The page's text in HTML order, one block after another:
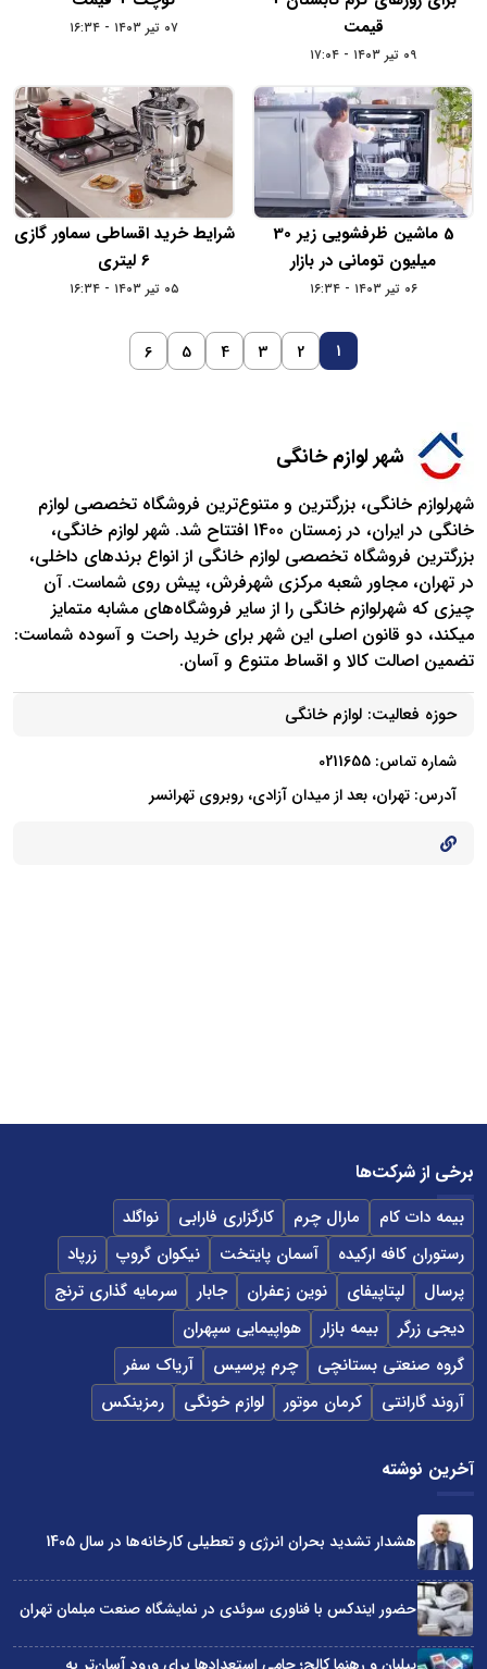
قیمت
۰۹ تیر ۱۴۰۳ - ۱۷:۰۴
۰۷ تیر ۱۴۰۳ - ۱۶:۳۴
5 ماشین ظرفشویی زیر 30
میلیون تومانی در بازار
۰۶ تیر ۱۴۰۳ - ۱۶:۳۴
شرایط خرید اقساطی سماور گازی
6 لیتری
۰۵ تیر ۱۴۰۳ - ۱۶:۳۴
1
2
3
4
5
6
شهر لوازم‌ خانگی
شهرلوازم خانگی،‌‌ بزرگترین و متنوع‌ترین فروشگاه تخصصی لوازم
خانگی در ایران، در زمستان 1400 افتتاح شد. شهر لوازم خانگی،
بزرگترین فروشگاه تخصصی لوازم خانگی از انواع برندهای داخلی،
در تهران، مجاور شعبه مرکزی شهرفرش، پیش روی شماست. آن
چیزی که شهرلوازم خانگی را از سایر فروشگاه‌های مشابه متمایز
میکند، دو قانون اصلی این شهر برای خرید راحت و آسوده شماست:
تضمین اصالت کالا و اقساط متنوع و آسان.
حوزه فعالیت: لوازم خانگی
شماره تماس: 0211655
آدرس: تهران، بعد از میدان آزادی، روبروی تهرانسر
برخی از شرکت‌ها
بیمه دات کام مارال چرم کارگزاری فارابی
نواگلد
رستوران کافه ارکیده
آسمان پایتخت نیکوان گروپ
زرپاد
پرسال
لپتاپیفای نوین زعفران جابار
سرمایه گذاری ترنج
دیجی زرگر
بیمه بازار
هواپیمایی سپهران
گروه صنعتی بستانچی
چرم پرسیس
آریاک سفر
آروند گارانتی
کرمان موتور لوازم خونگی رمزینکس
آخرین نوشته
هشدار تشدید بحران انرژی و تعطیلی کارخانه‌ها در سال 1405
حضور ایندکس با فناوری سوئدی در نمایشگاه صنعت مبلمان تهران
پیلبان و رهنما کالج؛ حامی استعدادها برای ورود آسان‌تر به